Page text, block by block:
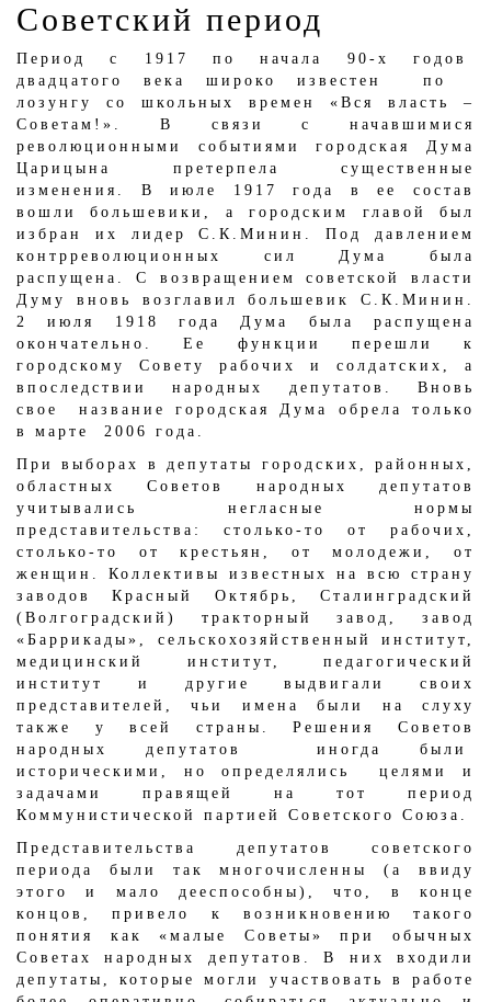
Советский период
Период с 1917 по начала 90-х годов
двадцатого века широко известен по
лозунгу со школьных времен «Вся власть –
Советам!». В связи с начавшимися
революционными событиями городская Дума
Царицына претерпела существенные
изменения. В июле 1917 года в ее состав
вошли большевики, а городским главой был
избран их лидер С.К.Минин. Под давлением
контрреволюционных сил Дума была
распущена. С возвращением советской власти
Думу вновь возглавил большевик С.К.Минин.
2 июля 1918 года Дума была распущена
окончательно. Ее функции перешли к
городскому Совету рабочих и солдатских, а
впоследствии народных депутатов. Вновь
свое название городская Дума обрела только
в марте 2006 года.
При выборах в депутаты городских, районных,
областных Советов народных депутатов
учитывались негласные нормы
представительства: столько-то от рабочих,
столько-то от крестьян, от молодежи, от
женщин. Коллективы известных на всю страну
заводов Красный Октябрь, Сталинградский
(Волгоградский) тракторный завод, завод
«Баррикады», сельскохозяйственный институт,
медицинский институт, педагогический
институт и другие выдвигали своих
представителей, чьи имена были на слуху
также у всей страны. Решения Советов
народных депутатов иногда были
историческими, но определялись целями и
задачами правящей на тот период
Коммунистической партией Советского Союза.
Представительства депутатов советского
периода были так многочисленны (а ввиду
этого и мало дееспособны), что, в конце
концов, привело к возникновению такого
понятия как «малые Советы» при обычных
Советах народных депутатов. В них входили
депутаты, которые могли участвовать в работе